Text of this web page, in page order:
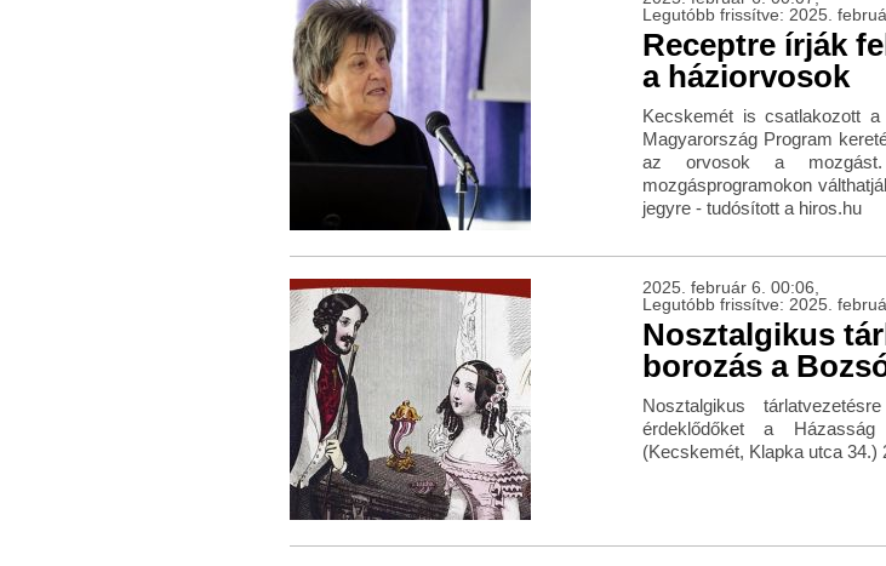
Legutóbb frissítve: 2025.
Receptre írják
a háziorvosok
Kecskemét is csatlakozott
Magyarország Program
az orvosok a mozgást.
mozgásprogramokon
jegyre - tudósított a hiros.hu
2025. február 6. 00:06,
Legutóbb frissítve: 2025.
Nosztalgikus
borozás a
Nosztalgikus
érdeklődőket a
(Kecskemét, Klapka utca 34.)